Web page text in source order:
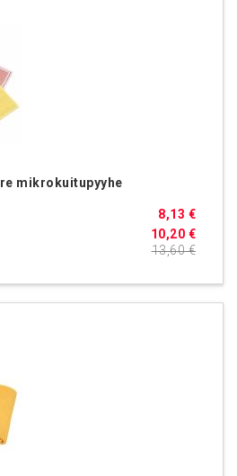
mikrokuitupyyhe
10,20 €
8,13 €
13,60 €